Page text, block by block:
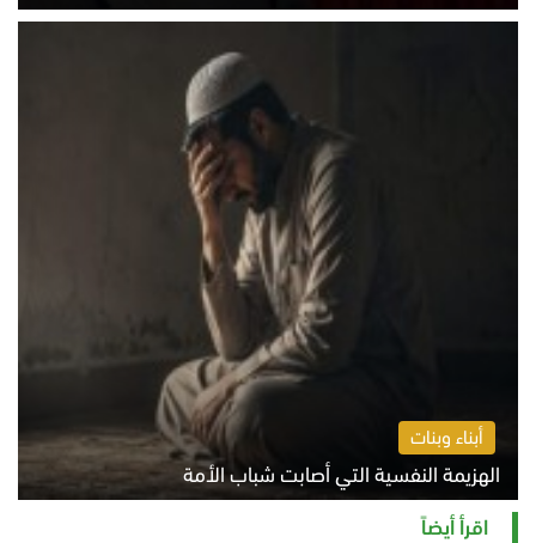
الخميس 6 أغسطس 2026 10:45 ص
أبناء وبنات
الهزيمة النفسية التي أصابت شباب الأمة
الخميس 6 أغسطس 2026 11:12 ص
اقرأ أيضاً